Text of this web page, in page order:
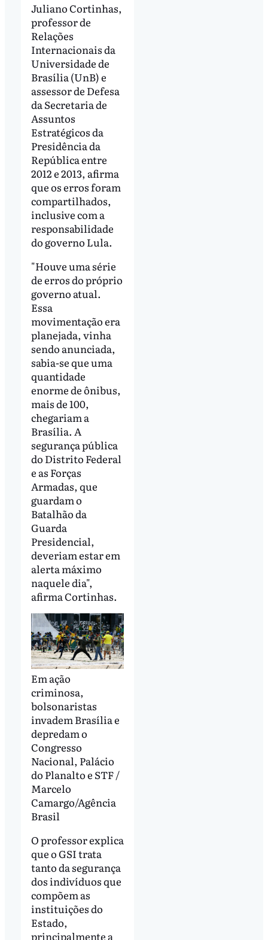
Juliano Cortinhas,
professor de
Relações
Internacionais da
Universidade de
Brasília (UnB) e
assessor de Defesa
da Secretaria de
Assuntos
Estratégicos da
Presidência da
República entre
2012 e 2013, afirma
que os erros foram
compartilhados,
inclusive com a
responsabilidade
do governo Lula.
"Houve uma série
de erros do próprio
governo atual.
Essa
movimentação era
planejada, vinha
sendo anunciada,
sabia-se que uma
quantidade
enorme de ônibus,
mais de 100,
chegariam a
Brasília. A
segurança pública
do Distrito Federal
e as Forças
Armadas, que
guardam o
Batalhão da
Guarda
Presidencial,
deveriam estar em
alerta máximo
naquele dia",
afirma Cortinhas.
Em ação
criminosa,
bolsonaristas
invadem Brasília e
depredam o
Congresso
Nacional, Palácio
do Planalto e STF /
Marcelo
Camargo/Agência
Brasil
O professor explica
que o GSI trata
tanto da segurança
dos indivíduos que
compõem as
instituições do
Estado,
principalmente a